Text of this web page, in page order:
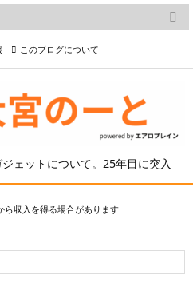
ェットについて。25年目に突入

メニュー

検索
このブログについて
ら収入を得る場合があります